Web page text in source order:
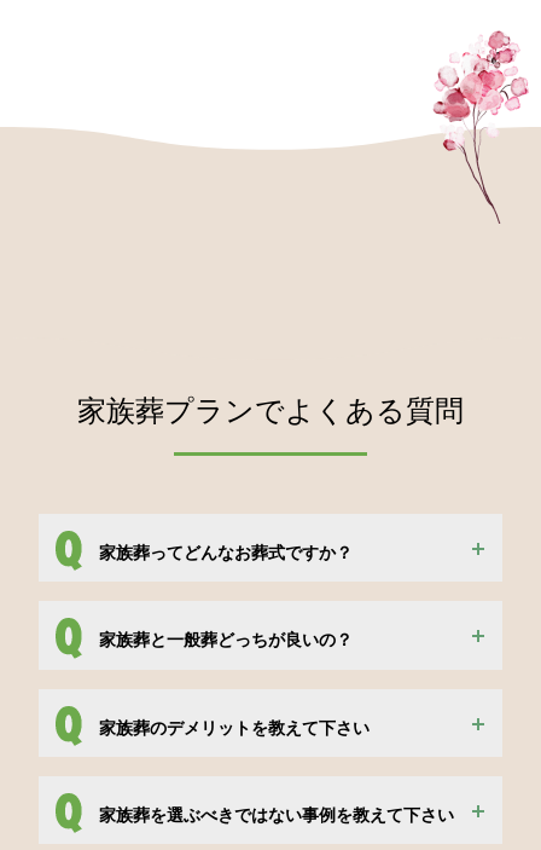
家族葬プランでよくある質問
家族葬ってどんなお葬式ですか？
家族葬と一般葬どっちが良いの？
家族葬のデメリットを教えて下さい
家族葬を選ぶべきではない事例を教えて下さい